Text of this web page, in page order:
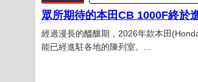
眾所期待的本田CB 1000F終於
經過漫長的醞釀期，2026年款本田
能已經進駐各地的陳列室。...